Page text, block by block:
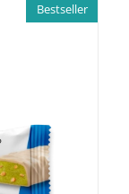
Bestseller